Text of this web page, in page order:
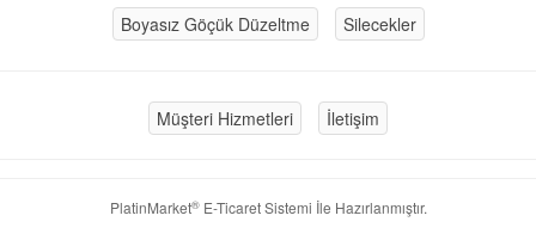
Boyasız Göçük Düzeltme Silecekler
Müşteri Hizmetleri İletişim
PlatinMarket®E-Ticaret Sistemi İle Hazırlanmıştır.